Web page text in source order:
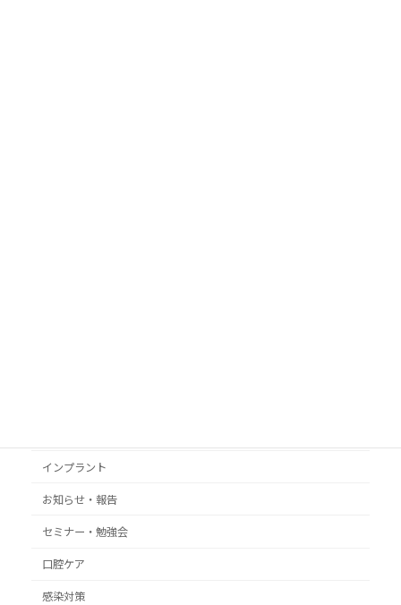
インプラント
お知らせ・報告
セミナー・勉強会
口腔ケア
感染対策